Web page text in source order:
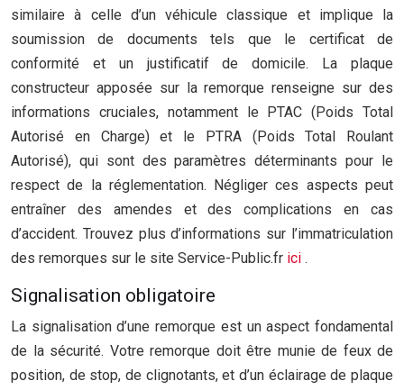
similaire à celle d’un véhicule classique et implique la
soumission de documents tels que le certificat de
conformité et un justificatif de domicile. La plaque
constructeur apposée sur la remorque renseigne sur des
informations cruciales, notamment le PTAC (Poids Total
Autorisé en Charge) et le PTRA (Poids Total Roulant
Autorisé), qui sont des paramètres déterminants pour le
respect de la réglementation. Négliger ces aspects peut
entraîner des amendes et des complications en cas
d’accident. Trouvez plus d’informations sur l’immatriculation
des remorques sur le site Service-Public.fr ici .
Signalisation obligatoire
La signalisation d’une remorque est un aspect fondamental
de la sécurité. Votre remorque doit être munie de feux de
position, de stop, de clignotants, et d’un éclairage de plaque